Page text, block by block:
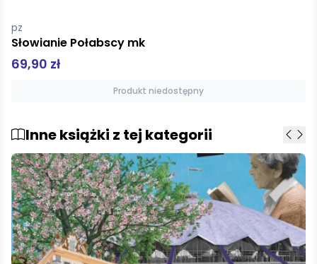
pz
Psi Patrol Sam piszę
8,99 zł
Produkt niedostępny
Inne książki z tej kategorii